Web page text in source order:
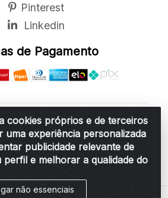
cookies próprios e de terceiros
experiência personalizada
publicidade relevante de
e melhorar a qualidade do
não essenciais
Pinterest
Linkedin
de Pagamento
e Acessórios LTDA - R: Rua
Leopoldino Alves, 876 - Santa
SP - CEP 13.456-166 - CNPJ
0001-34